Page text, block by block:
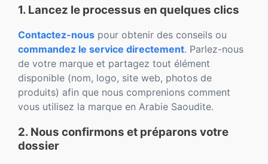
1. Lancez le processus en quelques clics
Contactez-nous pour obtenir des conseils ou
commandez le service directement. Parlez-nous
de votre marque et partagez tout élément
disponible (nom, logo, site web, photos de
produits) afin que nous comprenions comment
vous utilisez la marque en Arabie Saoudite.
2. Nous confirmons et préparons votre
dossier